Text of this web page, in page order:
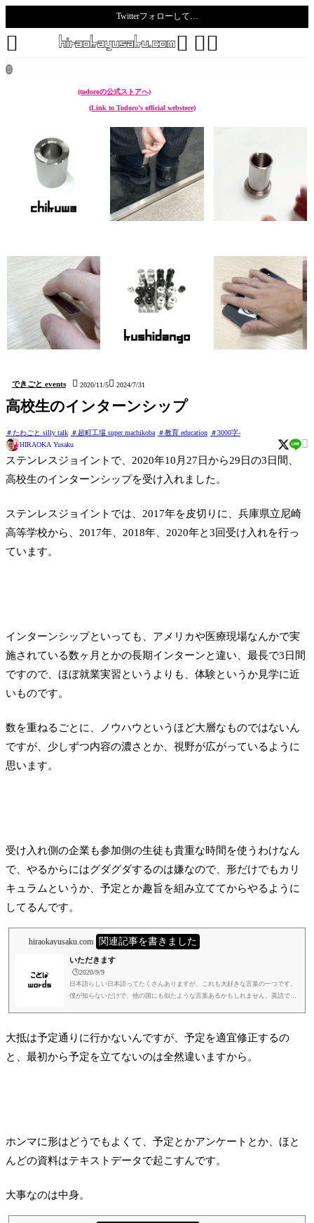
Twitterフォローして…
 


(todoroの公式ストアへ)
(Link to Todoro's official webstore)
できごと events  2020/11/5 2024/7/31
高校生のインターンシップ
たわごと silly talk 超町工場 super machikoba 教育 education
3000字-
HIRAOKA Yusaku

ステンレスジョイントで、2020年10月27日から29日の3日間、
高校生のインターンシップを受け入れました。
ステンレスジョイントでは、2017年を皮切りに、兵庫県立尼崎
高等学校から、2017年、2018年、2020年と3回受け入れを行っ
ています。
インターンシップといっても、アメリカや医療現場なんかで実
施されている数ヶ月とかの長期インターンと違い、最長で3日間
ですので、ほぼ就業実習というよりも、体験というか見学に近
いものです。
数を重ねるごとに、ノウハウというほど大層なものではないん
ですが、少しずつ内容の濃さとか、視野が広がっているように
思います。
受け入れ側の企業も参加側の生徒も貴重な時間を使うわけなん
で、やるからにはグダグダするのは嫌なので、形だけでもカリ
キュラムというか、予定とか趣旨を組み立ててからやるように
してるんです。
hiraokayusaku.com 関連記事を書きました
いただきます
🕒️2020/9/9
日本語らしい日本語ってたくさんありますが、これも大好きな言葉の一つです。
僕が知らないだけで、他の国にも似たような言葉あるかもしれません。英語ではl
きます、の場合は精神的な意味合いが強いように思います。僕は、いただきます
の真意というのは、日本にある、ひとつの極意のようなものに思っています。ち
なみに僕は国籍というものをあまり気にしないたちで、どの国...
大抵は予定通りに行かないんですが、予定を適宜修正するの
と、最初から予定を立てないのは全然違いますから。
ホンマに形はどうでもよくて、予定とかアンケートとか、ほと
んどの資料はテキストデータで起こすんです。
大事なのは中身。